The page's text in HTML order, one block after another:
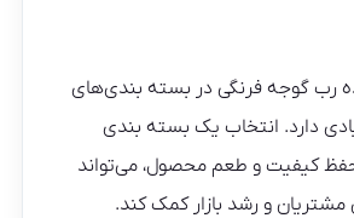
رب گوجه فرنگی در بسته بندی‌های
دارد. انتخاب یک بسته بندی
حفظ کیفیت و طعم محصول، می‌تواند
مشتریان و رشد بازار کمک کند.